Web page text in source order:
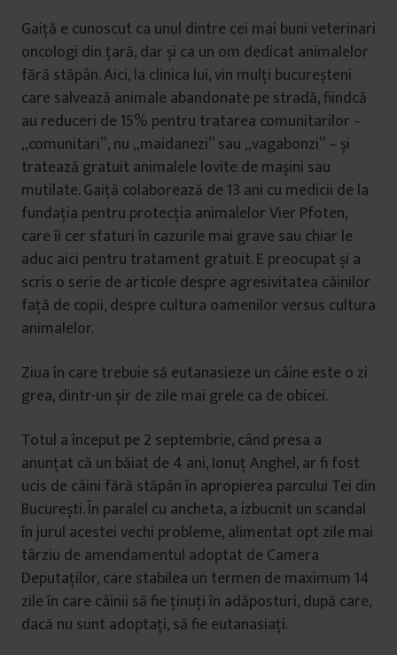
Gaiță e cunoscut ca unul dintre cei mai buni veterinari
oncologi din țară, dar și ca un om dedicat animalelor
fără stăpân. Aici, la clinica lui, vin mulți bucureșteni
care salvează animale abandonate pe stradă, fiindcă
au reduceri de 15% pentru tratarea comunitarilor –
„comunitari”, nu „maidanezi” sau „vagabonzi” – și
tratează gratuit animalele lovite de mașini sau
mutilate. Gaiță colaborează de 13 ani cu medicii de la
fundația pentru protecția animalelor Vier Pfoten,
care îi cer sfaturi în cazurile mai grave sau chiar le
aduc aici pentru tratament gratuit. E preocupat și a
scris o serie de articole despre agresivitatea câinilor
față de copii, despre cultura oamenilor versus cultura
animalelor.
Ziua în care trebuie să eutanasieze un câine este o zi
grea, dintr-un șir de zile mai grele ca de obicei.
Totul a început pe 2 septembrie, când presa a
anunțat că un băiat de 4 ani, Ionuț Anghel, ar fi fost
ucis de câini fără stăpân în apropierea parcului Tei din
București. În paralel cu ancheta, a izbucnit un scandal
în jurul acestei vechi probleme, alimentat opt zile mai
târziu de amendamentul adoptat de Camera
Deputaților, care stabilea un termen de maximum 14
zile în care câinii să fie ținuți în adăposturi, după care,
dacă nu sunt adoptați, să fie eutanasiați.